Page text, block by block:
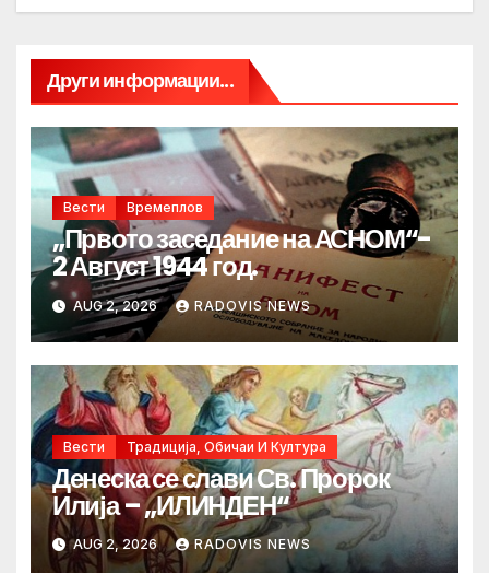
Други информации...
Вести Времеплов
„Првото заседание на АСНОМ“-
2 Август 1944 год.
AUG 2, 2026 RADOVIS NEWS
Вести Традиција, Обичаи И Култура
Денеска се слави Св. Пророк
Илија – „ИЛИНДЕН“
AUG 2, 2026 RADOVIS NEWS